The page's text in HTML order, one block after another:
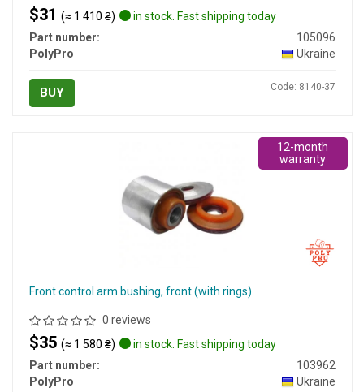
$31 (≈ 1 410 ₴)
in stock. Fast shipping today
Part number:
105096
PolyPro
Ukraine
BUY Code: 8140-37
Front control arm bushing, front (with rings)
0 reviews
$35 (≈ 1 580 ₴)
in stock. Fast shipping today
Part number:
103962
PolyPro
Ukraine
12-month
warranty